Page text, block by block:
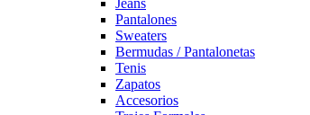
Jeans
Pantalones
Sweaters
Bermudas / Pantalonetas
Tenis
Zapatos
Accesorios